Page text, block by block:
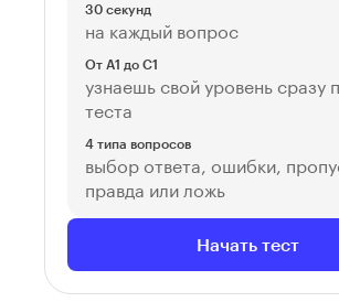
30 секунд
на каждый вопрос
От A1 до C1
узнаешь свой уровень сразу
теста
4 типа вопросов
выбор ответа, ошибки,
правда или ложь
Начать тест